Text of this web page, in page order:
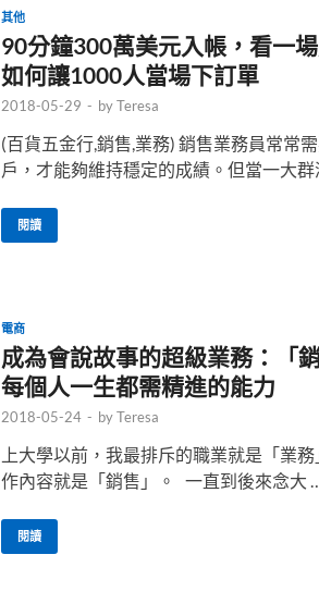
其他
90分鐘300萬美元入帳，看一
如何讓1000人當場下訂單
2018-05-29 - byTeresa
(百貨五金行,銷售,業務) 銷售業務員常常
戶，才能夠維持穩定的成績。但當一大群
閱讀
電商
成為會說故事的超級業務：「
每個人一生都需精進的能力
2018-05-24 - byTeresa
上大學以前，我最排斥的職業就是「業
作內容就是「銷售」。 一直到後來念大 …
閱讀